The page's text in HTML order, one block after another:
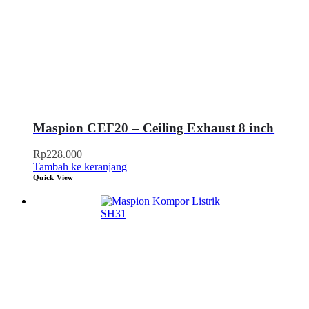
Maspion CEF20 – Ceiling Exhaust 8 inch
Rp228.000
Tambah ke keranjang
Quick View